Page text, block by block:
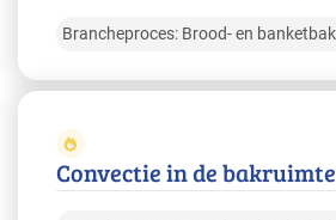
Brancheproces: Brood- en
Convectie in de